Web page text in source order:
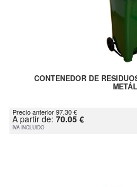
CONTENEDOR DE
Precio anterior 97.30 €
A partir de: 70.05 €
IVA INCLUIDO